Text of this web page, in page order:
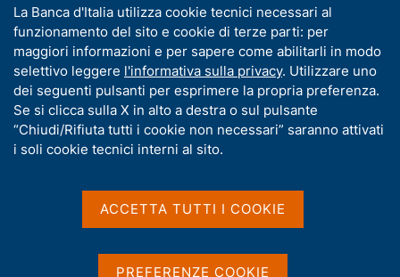
n
u
d
i
n
a
v
i
g
a
g
e
l
s
t
I
n
f
o
r
m
a
t
La Banca d'Italia utilizza cookie tecnici necessari al
funzionamento del sito e cookie di terze parti: per
maggiori informazioni e per sapere come abilitarli in modo
selettivo leggere l'informativa sulla privacy. Utilizzare uno
dei seguenti pulsanti per esprimere la propria preferenza.
Se si clicca sulla X in alto a destra o sul pulsante
“Chiudi/Rifiuta tutti i cookie non necessari” saranno attivati
i soli cookie tecnici interni al sito.
ACCETTA TUTTI I COOKIE
PREFERENZE COOKIE